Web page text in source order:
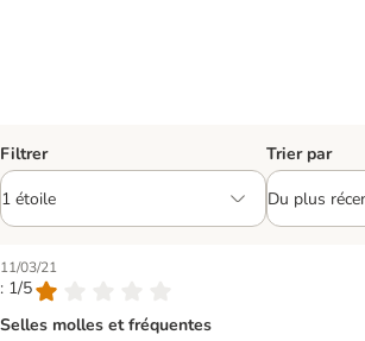
Filtrer Trier par
11/03/21
: 1/5
Selles molles et fréquentes